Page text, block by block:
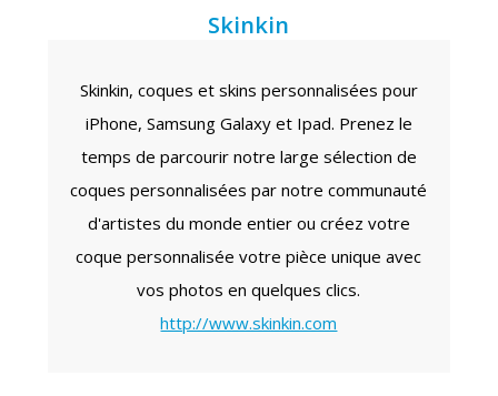
Skinkin
Skinkin, coques et skins personnalisées pour
iPhone, Samsung Galaxy et Ipad. Prenez le
temps de parcourir notre large sélection de
coques personnalisées par notre communauté
d'artistes du monde entier ou créez votre
coque personnalisée votre pièce unique avec
vos photos en quelques clics.
http://www.skinkin.com